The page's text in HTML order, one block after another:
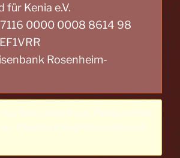
für Kenia e.V.
0000 0008 8614 98
Rosenheim-
been phased out. Please switch
Checkout plugin for enhanced